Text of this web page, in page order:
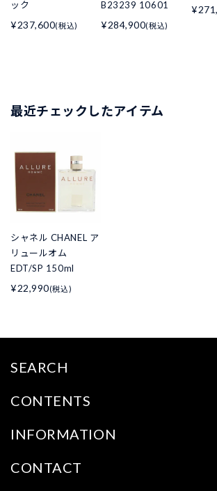
ック
¥237,600(税込)
B23239 10601
¥284,900(税込)
最近チェックしたアイテム
シャネル CHANEL ア
リュールオム
EDT/SP 150ml
¥22,990(税込)
SEARCH
CONTENTS
INFORMATION
CONTACT